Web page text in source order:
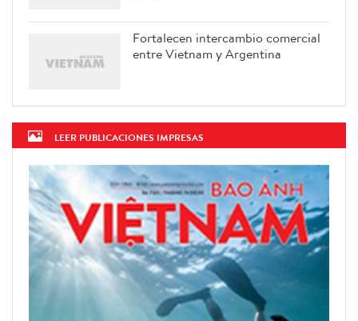
Fortalecen intercambio comercial
entre Vietnam y Argentina
LEER PUBLICACIONES IMPRESAS